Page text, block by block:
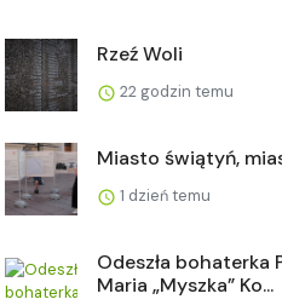
Rzeź Woli
22 godzin temu
Miasto świątyń,
1 dzień temu
Odeszła bohaterka
Maria „Myszka” Ko...